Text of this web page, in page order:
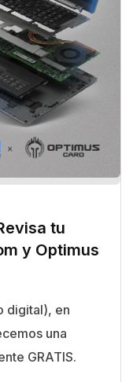
tu
y Optimus
digital), en
una
GRATIS.